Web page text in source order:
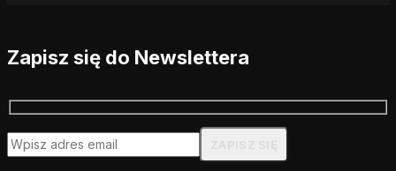
Zapisz się do Newslettera